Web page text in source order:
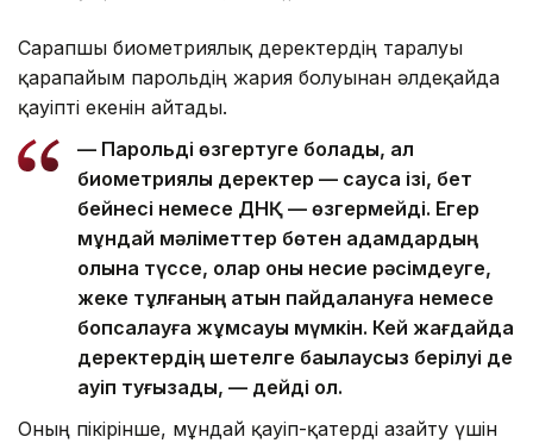
Сарапшы биометриялық деректердің таралуы
қарапайым парольдің жария болуынан әлдеқайда
қауіпті екенін айтады.
— Парольді өзгертуге болады, ал
биометриялық деректер — саусақ ізі, бет
бейнесі немесе ДНҚ — өзгермейді. Егер
мұндай мәліметтер бөтен адамдардың
қолына түссе, олар оны несие рәсімдеуге,
жеке тұлғаның атын пайдалануға немесе
бопсалауға жұмсауы мүмкін. Кей жағдайда
деректердің шетелге бақылаусыз берілуі де
қауіп туғызады, — дейді ол.
Оның пікірінше, мұндай қауіп-қатерді азайту үшін